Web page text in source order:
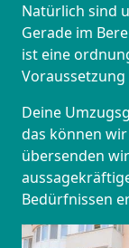
Natürlich sind
Gerade im
ist eine
Deine
das können
übersenden
Bedürfnissen